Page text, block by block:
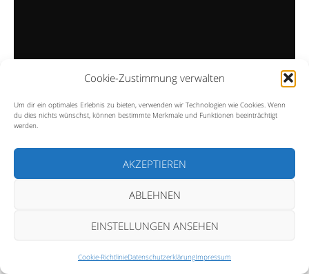
Cookie-Zustimmung verwalten
Um dir ein optimales Erlebnis zu bieten, verwenden wir Technologien wie Cookies. Wenn
du dies nichts wünschst, können bestimmte Merkmale und Funktionen beeinträchtigt
werden.
AKZEPTIEREN
ABLEHNEN
EINSTELLUNGEN ANSEHEN
Cookie-RichtlinieDatenschutzerklärungImpressum